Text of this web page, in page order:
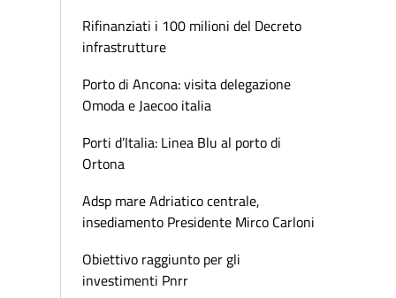
Rifinanziati i 100 milioni del Decreto
infrastrutture
Porto di Ancona: visita delegazione
Omoda e Jaecoo italia
Porti d’Italia: Linea Blu al porto di
Ortona
Adsp mare Adriatico centrale,
insediamento Presidente Mirco Carloni
Obiettivo raggiunto per gli
investimenti Pnrr